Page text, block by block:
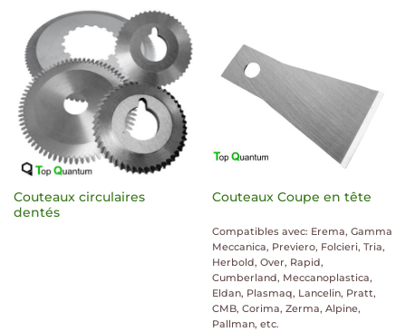
Couteaux circulaires
dentés
Couteaux Coupe en tête
Compatibles avec: Erema, Gamma
Meccanica, Previero, Folcieri, Tria,
Herbold, Over, Rapid,
Cumberland, Meccanoplastica,
Eldan, Plasmaq, Lancelin, Pratt,
CMB, Corima, Zerma, Alpine,
Pallman, etc.